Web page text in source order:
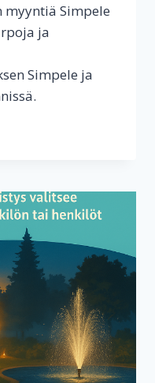
Simpele
ja
Simpele ja